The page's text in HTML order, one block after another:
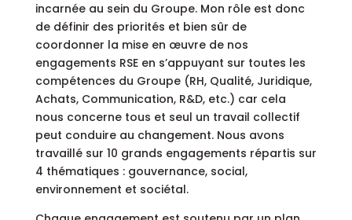
incarnée au sein du Groupe. Mon rôle est donc
de définir des priorités et bien sûr de
coordonner la mise en œuvre de nos
engagements RSE en s’appuyant sur toutes les
compétences du Groupe (RH, Qualité, Juridique,
Achats, Communication, R&D, etc.) car cela
nous concerne tous et seul un travail collectif
peut conduire au changement. Nous avons
travaillé sur 10 grands engagements répartis sur
4 thématiques : gouvernance, social,
environnement et sociétal.